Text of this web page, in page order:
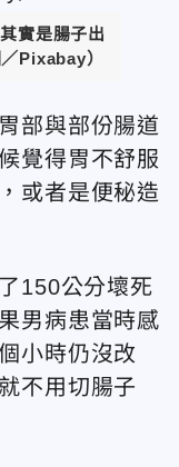
實是腸子出
Pixabay）
部與部份腸道
覺得胃不舒服
或者是便秘造
150公分壞死
男病患當時感
小時仍沒改
不用切腸子